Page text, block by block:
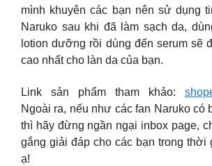
mình khuyên các bạn nên sử dụng
Naruko sau khi đã làm sạch da,
lotion dưỡng rồi dùng đến serum sẽ
cao nhất cho làn da của bạn.
Link sản phẩm tham khảo:
Ngoài ra, nếu như các fan Naruko có
thì hãy đừng ngần ngại inbox page,
gắng giải đáp cho các bạn trong thời
ạ!